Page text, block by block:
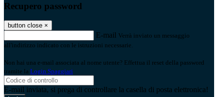
Recupero password
button close ×
E-mail Verrà inviato un messaggio
all'indirizzo indicato con le istruzioni necessarie.
Non hai una e-mail associata al nome utente? Effettua il reset della password
tramite la Login Spaggiari
E-mail inviata, si prega di controllare la casella di posta elettronica!